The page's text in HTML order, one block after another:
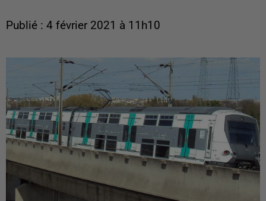
Publié : 4 février 2021 à 11h10